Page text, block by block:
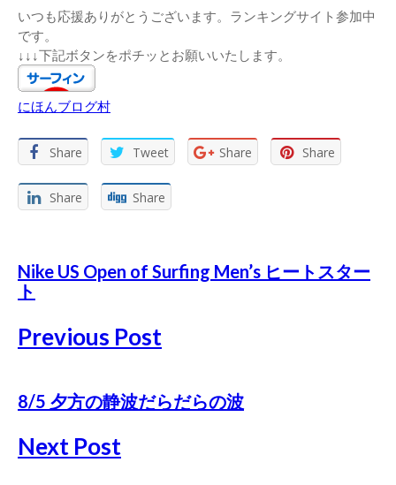
いつも応援ありがとうございます。ランキングサイト参加中
です。
↓↓↓下記ボタンをポチッとお願いいたします。
にほんブログ村
Share Tweet Share Share
Share Share
Nike US Open of Surfing Men’s ヒートスター
ト
Previous Post
8/5 夕方の静波だらだらの波
Next Post